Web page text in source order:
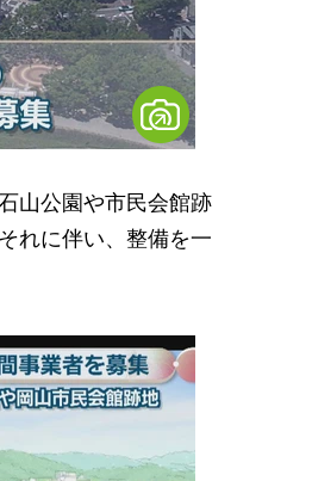
山公園や市民会館跡
れに伴い、整備を一